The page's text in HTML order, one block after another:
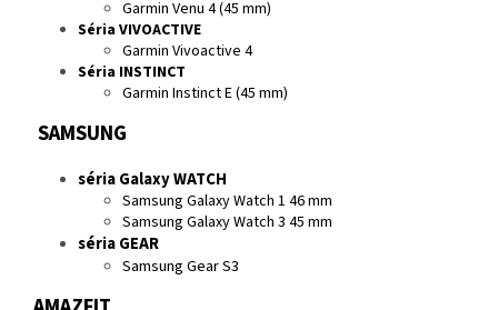
Garmin Venu 4 (45 mm)
Séria VIVOACTIVE
Garmin Vivoactive 4
Séria INSTINCT
Garmin Instinct E (45 mm)
SAMSUNG
séria Galaxy WATCH
Samsung Galaxy Watch 1 46 mm
Samsung Galaxy Watch 3 45 mm
séria GEAR
Samsung Gear S3